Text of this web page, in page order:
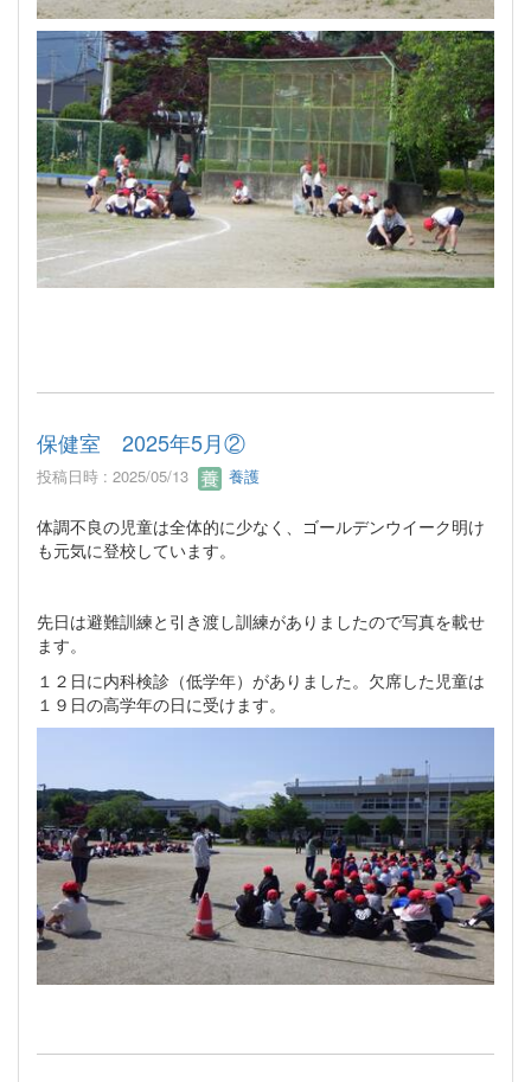
保健室 2025年5月②
投稿日時 : 2025/05/13 養護
体調不良の児童は全体的に少なく、ゴールデンウイーク明け
も元気に登校しています。
先日は避難訓練と引き渡し訓練がありましたので写真を載せ
ます。
１２日に内科検診（低学年）がありました。欠席した児童は
１９日の高学年の日に受けます。